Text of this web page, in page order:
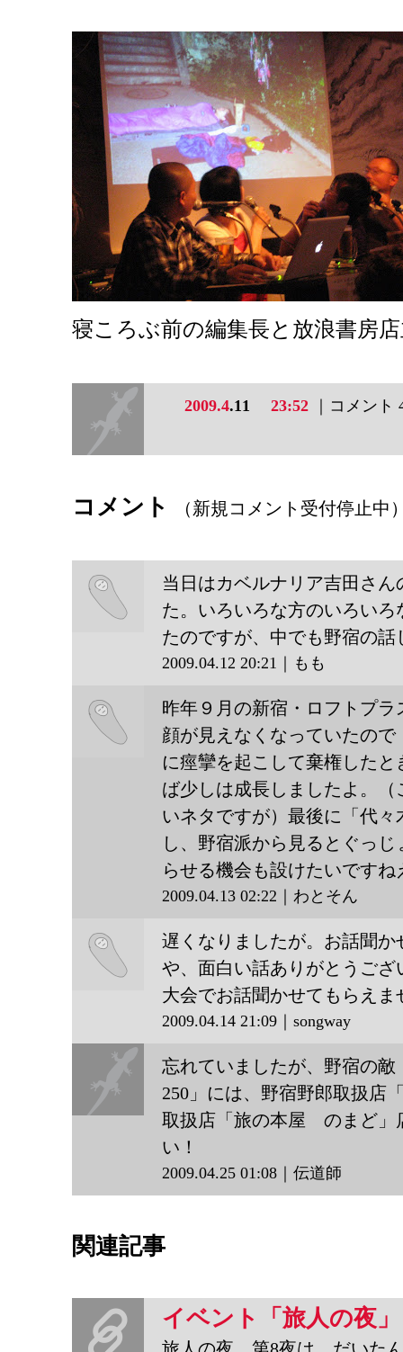
寝ころぶ前の編集長と放浪書房
2009.4.11 23:52 ｜コメント
コメント （新規コメント受付停止中
当日はカベルナリア吉田さ
た。いろいろな方のいろい
たのですが、中でも野宿の
2009.04.12 20:21｜もも
昨年９月の新宿・ロフトプ
顔が見えなくなっていたの
に痙攣を起こして棄権した
ば少しは成長しましたよ。
いネタですが）最後に「代
し、野宿派から見るとぐっ
らせる機会も設けたいですね
2009.04.13 02:22｜わとそん
遅くなりましたが。お話聞
や、面白い話ありがとうご
大会でお話聞かせてもらえ
2009.04.14 21:09｜songway
忘れていましたが、野宿の
250」には、野宿野郎取扱店
取扱店「旅の本屋 のまど」
い！
2009.04.25 01:08｜伝道師
関連記事
イベント「旅人の夜